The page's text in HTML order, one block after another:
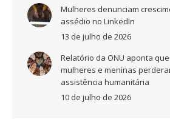
Mulheres denunciam
assédio no LinkedIn
13 de julho de 2026
Relatório da ONU aponta
mulheres e meninas
assistência humanitária
10 de julho de 2026